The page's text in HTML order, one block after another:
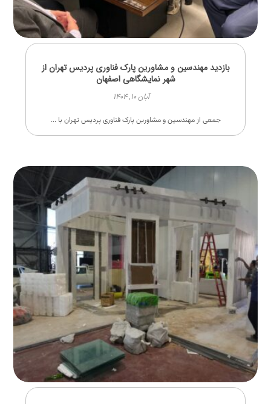
بازدید مهندسین و مشاورین پارک فناوری پردیس تهران از
شهر نمایشگاهی اصفهان
آبان ۱۰, ۱۴۰۴
جمعی از مهندسین و مشاورین پارک فناوری پردیس تهران با ...